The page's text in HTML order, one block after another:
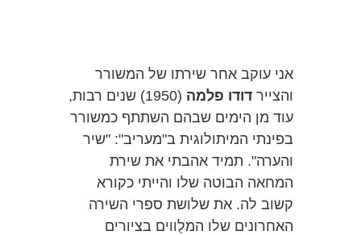
אני עוקב אחר שירתו של המשורר
והצייר דודו פלמה
(1950) שנים רבות,
עוד מן הימים שבהם השתתף כמשורר
בפינתי המיתולוגית ב"מעריב": "שיר
והערה". תמיד אהבתי את שירת
המחאה הבוטה שלו והייתי כקורא
קשוב לה. את שלושת ספרי השירה
האחרונים שלו המלֻווים בציורים